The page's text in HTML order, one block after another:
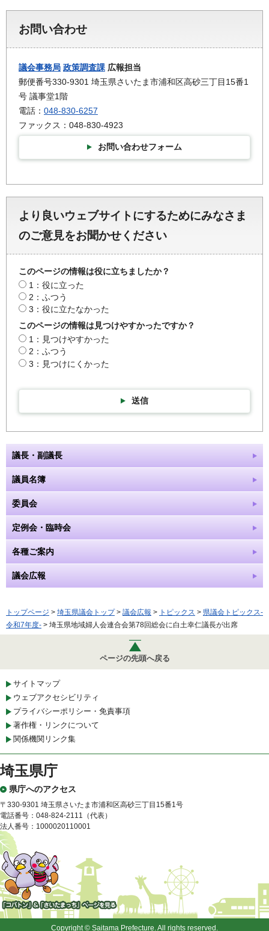
お問い合わせ
議会事務局 政策調査課 広報担当
郵便番号330-9301 埼玉県さいたま市浦和区高砂三丁目15番1
号 議事堂1階
電話： 048-830-6257
ファックス：048-830-4923
お問い合わせフォーム
より良いウェブサイトにするためにみなさま
のご意見をお聞かせください
このページの情報は役に立ちましたか？
1：役に立った
2：ふつう
3：役に立たなかった
このページの情報は見つけやすかったですか？
1：見つけやすかった
2：ふつう
3：見つけにくかった
送信
議長・副議長
議員名簿
委員会
定例会・臨時会
各種ご案内
議会広報
トップページ > 埼玉県議会トップ> 議会広報 > トピックス > 県議会トピックス-
令和7年度- > 埼玉県地域婦人会連合会第78回総会に白土幸仁議長が出席
ページの先頭へ戻る
サイトマップ
ウェブアクセシビリティ
プライバシーポリシー・免責事項
著作権・リンクについて
関係機関リンク集
埼玉県庁
県庁へのアクセス
〒330-9301 埼玉県さいたま市浦和区高砂三丁目15番1号
電話番号：048-824-2111（代表）
法人番号：1000020110001
「コバトン」&「さいたまっ
Copyright © Saitama Prefecture. All rights reserved.